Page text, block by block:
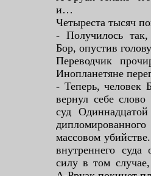
и…
Четыреста тысяч
- Получилось
Бор, опустив
Переводчик
Инопланетяне
- Теперь, человек
вернул себе
суд
массовом
внутреннего суда
силу в том